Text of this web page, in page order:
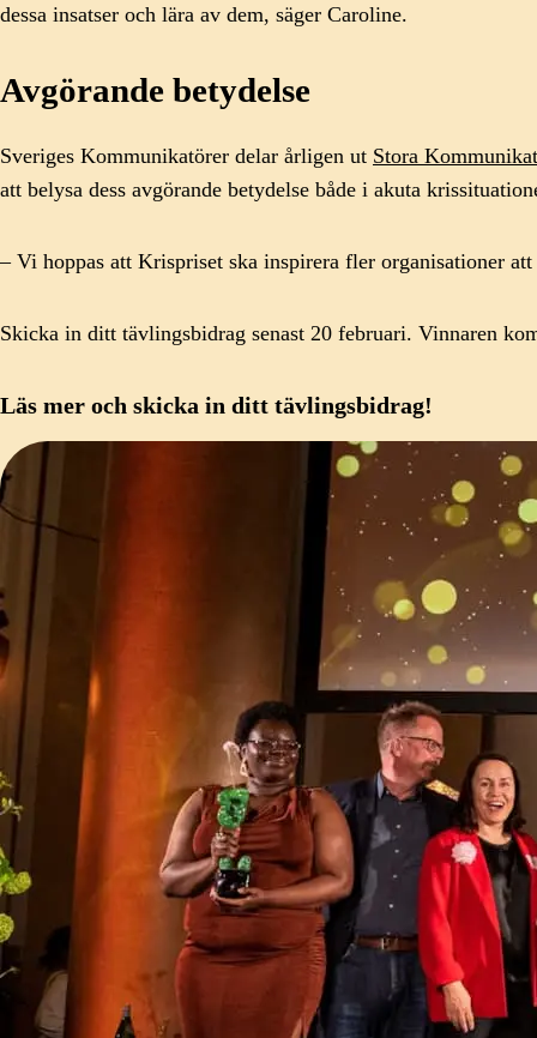
dessa insatser och lära av dem, säger Caroline.
Avgörande betydelse
Sveriges Kommunikatörer delar årligen ut Stora
att belysa dess avgörande betydelse både i akuta
– Vi hoppas att Krispriset ska inspirera fler organisationer
Skicka in ditt tävlingsbidrag senast 20 februari. Vinnaren
Läs mer och skicka in ditt tävlingsbidrag!